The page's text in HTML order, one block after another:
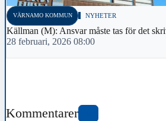
VÄRNAMO KOMMUN NYHETER
Källman (M): Ansvar måste tas för det
28 februari, 2026 08:00
Kommentarer